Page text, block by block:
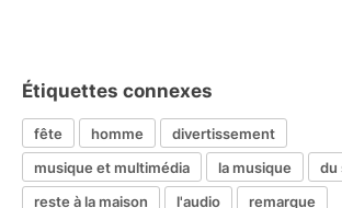
Étiquettes connexes
fête homme
divertissement
musique et multimédia
la musique
du
reste à la maison
l'audio
remarque